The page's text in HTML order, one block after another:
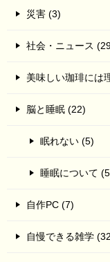
災害 (3)
社会・ニュース
美味しい珈琲には
脳と睡眠 (22)
眠れない (5)
睡眠について
自作PC (7)
自慢できる雑学